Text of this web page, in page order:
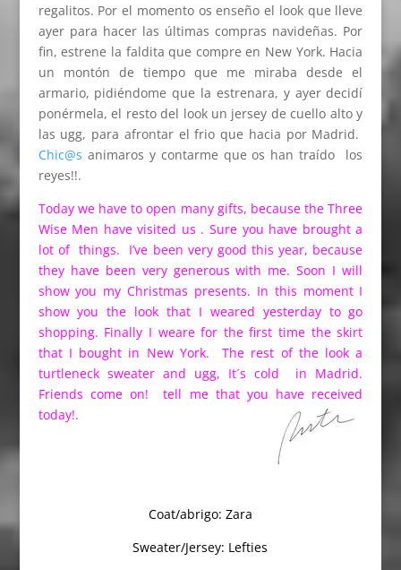
regalitos. Por el momento os enseño el look que lleve
ayer para hacer las últimas compras navideñas. Por
fin, estrene la faldita que compre en New York. Hacia
un montón de tiempo que me miraba desde el
armario, pidiéndome que la estrenara, y ayer decidí
ponérmela, el resto del look un jersey de cuello alto y
las ugg, para afrontar el frio que hacia por Madrid.
Chic@s animaros y contarme que os han traído los
reyes!!.
Today we have to open many gifts, because the Three
Wise Men have visited us . Sure you have brought a
lot of things. I’ve been very good this year, because
they have been very generous with me. Soon I will
show you my Christmas presents. In this moment I
show you the look that I weared yesterday to go
shopping. Finally I weare for the first time the skirt
that I bought in New York. The rest of the look a
turtleneck sweater and ugg, It´s cold in Madrid.
Friends come on! tell me that you have received
today!.
Coat/abrigo: Zara
Sweater/Jersey: Lefties